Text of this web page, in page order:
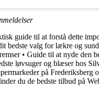
guide til at forstå dette
bedste valg for lækre og
• Guide til at nyde den
løvsuger og blæser hos
på Frederiksberg
du de bedste tilbud på